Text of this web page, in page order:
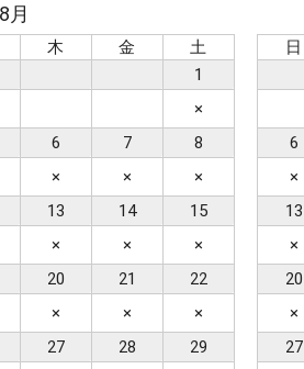
月
木 金
土
1
×
6 7
8
× ×
×
13 14
15
× ×
×
20 21
22
× ×
×
27 28
29
日
6
×
13
×
20
×
27
マタニティ ソロ
ン含む） ヘアメイクなし